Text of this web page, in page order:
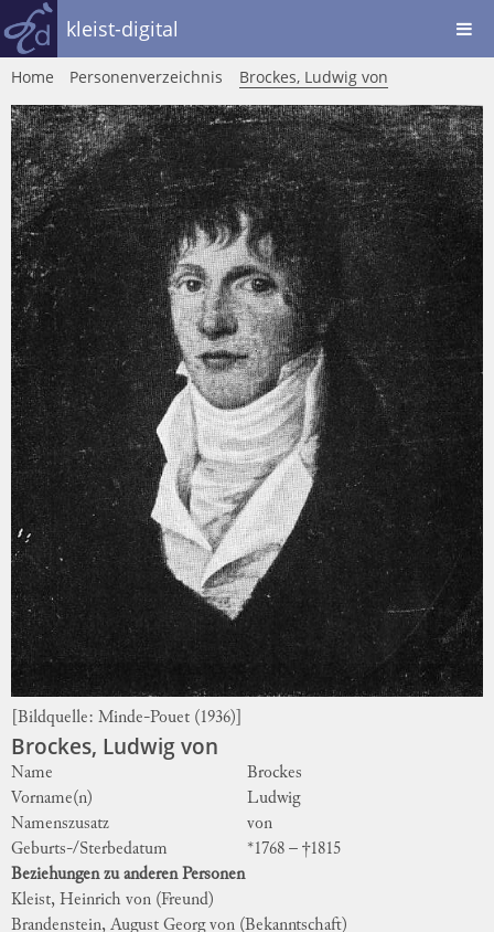
kleist-digital
Home Personenverzeichnis Brockes, Ludwig von
[Bildquelle: Minde-Pouet (1936)
Brockes, Ludwig von
Name
Brockes
Vorname(n)
Ludwig
Namenszusatz
von
Geburts-/Sterbedatum
*1768 – †1815
Beziehungen zu anderen Personen
Kleist, Heinrich von (Freund)
Brandenstein, August Georg von (Bekanntschaft)